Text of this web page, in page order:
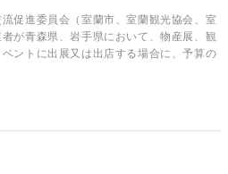
促進委員会（室蘭市、室蘭観光協会、室
が青森県、岩手県において、物産展、観
ントに出展又は出店する場合に、予算の